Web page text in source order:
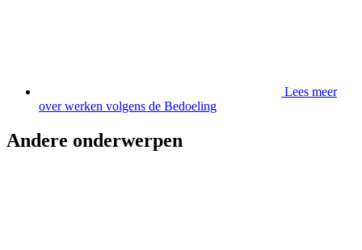
Lees meer
over werken volgens de Bedoeling
Andere onderwerpen